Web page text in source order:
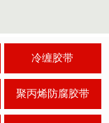
冷缠胶带
聚丙烯防腐胶带